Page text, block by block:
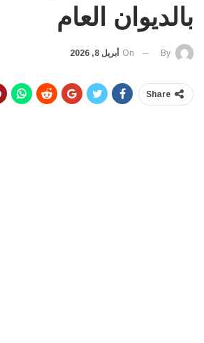
بالديوان العام
By
On أبريل 8, 2026
Share